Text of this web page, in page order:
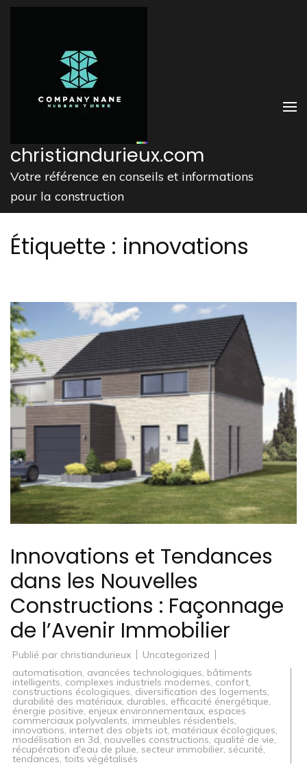
Aller
christiandurieux.com
Votre référence en conseils et informations
pour la construction
Étiquette : innovations
Innovations et Tendances
dans les Nouvelles
Constructions : Façonnage
de l’Avenir Immobilier
Publié par christiandurieux
Uncategorized
automatisation, avancées technologiques, bâtiments
intelligents, complexes industriels modernes, confort,
constructions écologiques, diversification des logements,
durabilité des matériaux, durables, efficacité énergétique,
énergie positive, enjeux environnementaux, espaces
commerciaux polyvalents, immeubles résidentiels,
innovations, internet des objets iot, matériaux écologiques,
modélisation en 3d, nouvelles constructions, qualité de vie,
récupération d'eau de pluie, secteur immobilier, sécurité,
tendances, toits végétalisés